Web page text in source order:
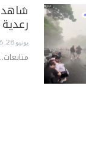
يونيو 28, 2026